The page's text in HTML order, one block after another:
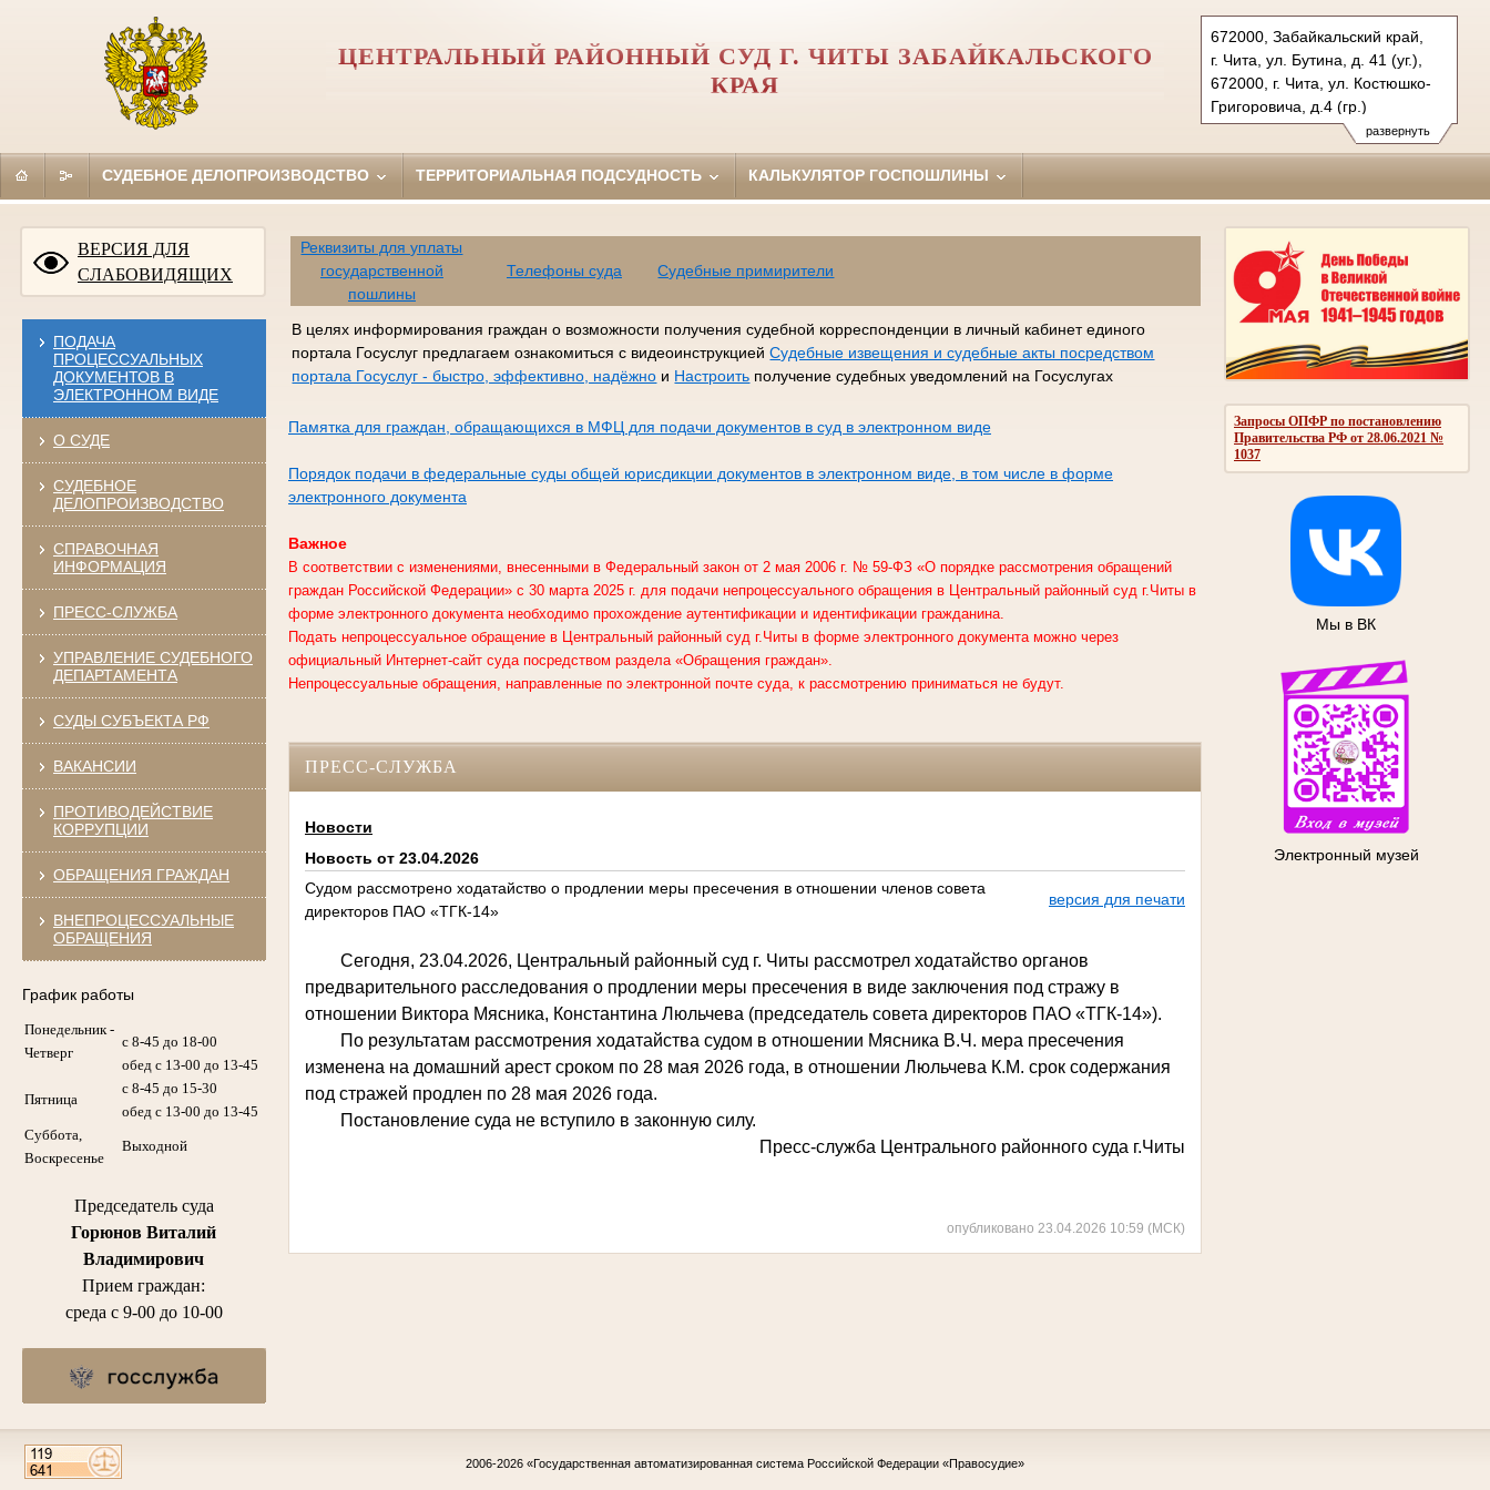
развернуть
672000, Забайкальский край,
г. Чита, ул. Бутина, д. 41 (уг.),
672000, г. Чита, ул. Костюшко-
Григоровича, д.4 (гр.)
Тел.: (3022) 35-56-34(уг.)
21-36-31 ( гр. и админ.), 35-03-
centr.cht@sudrf.ru
ЦЕНТРАЛЬНЫЙ РАЙОННЫЙ СУД Г. ЧИТЫ ЗАБАЙКАЛЬСКОГО
КРАЯ
СУДЕБНОЕ ДЕЛОПРОИЗВОДСТВО ТЕРРИТОРИАЛЬНАЯ ПОДСУДНОСТЬ КАЛЬКУЛЯТОР ГОСПОШЛИНЫ
ВЕРСИЯ ДЛЯ
СЛАБОВИДЯЩИХ
ПОДАЧА
ПРОЦЕССУАЛЬНЫХ
ДОКУМЕНТОВ В
ЭЛЕКТРОННОМ ВИДЕ
О СУДЕ
СУДЕБНОЕ
ДЕЛОПРОИЗВОДСТВО
СПРАВОЧНАЯ
ИНФОРМАЦИЯ
ПРЕСС-СЛУЖБА
УПРАВЛЕНИЕ СУДЕБНОГО
ДЕПАРТАМЕНТА
СУДЫ СУБЪЕКТА РФ
ВАКАНСИИ
ПРОТИВОДЕЙСТВИЕ
КОРРУПЦИИ
ОБРАЩЕНИЯ ГРАЖДАН
ВНЕПРОЦЕССУАЛЬНЫЕ
ОБРАЩЕНИЯ
График работы
Понедельник -
Четверг
с 8-45 до 18-00
обед с 13-00 до 13-45
Пятница
с 8-45 до 15-30
обед с 13-00 до 13-45
Суббота,
Воскресенье
Выходной
Председатель суда
Горюнов Виталий
Владимирович
Прием граждан:
среда с 9-00 до 10-00
Запросы ОПФР по постановлению
Правительства РФ от 28.06.2021 №
1037
Мы в ВК
Электронный музей
Реквизиты для уплаты
государственной
пошлины
Телефоны суда Судебные примирители
В целях информирования граждан о возможности получения судебной корреспонденции в личный кабинет единого
портала Госуслуг предлагаем ознакомиться с видеоинструкциейСудебные извещения и судебные акты посредством
портала Госуслуг - быстро, эффективно, надёжно и Настроить получение судебных уведомлений на Госуслугах
Памятка для граждан, обращающихся в МФЦ для подачи документов в суд в электронном виде
Порядок подачи в федеральные суды общей юрисдикции документов в электронном виде, в том числе в форме
электронного документа
Важное
В соответствии с изменениями, внесенными в Федеральный закон от 2 мая 2006 г. № 59-ФЗ «О порядке рассмотрения обращений
граждан Российской Федерации» с 30 марта 2025 г. для подачи непроцессуального обращения в
Центральный районный суд г.Читыв
форме электронного документа необходимо прохождение аутентификации и идентификации гражданина.
Подать непроцессуальное обращение в Центральный районный суд г.Читы в форме электронного документа можно через
официальный Интернет-сайт суда посредством раздела «Обращения граждан».
Непроцессуальные обращения, направленные по электронной почте суда, к рассмотрению приниматься не будут.
ПРЕСС-СЛУЖБА
Новости
Новость от 23.04.2026
Судом рассмотрено ходатайство о продлении меры пресечения в отношении членов совета
директоров ПАО «ТГК-14»
версия для печати
Сегодня, 23.04.2026, Центральный районный суд г. Читы рассмотрел ходатайство органов
предварительного расследования о продлении меры пресечения в виде заключения под стражу в
отношении Виктора Мясника, Константина Люльчева (председатель совета директоров ПАО «ТГК-14»).
По результатам рассмотрения ходатайства судом в отношении Мясника В.Ч. мера пресечения
изменена на домашний арест сроком по 28 мая 2026 года, в отношении Люльчева К.М. срок содержания
под стражей продлен по 28 мая 2026 года.
Постановление суда не вступило в законную силу.
Пресс-служба Центрального районного суда г.Читы
опубликовано 23.04.2026 10:59 (МСК)
2006-2026 «Государственная автоматизированная система Российской Федерации «Правосудие»